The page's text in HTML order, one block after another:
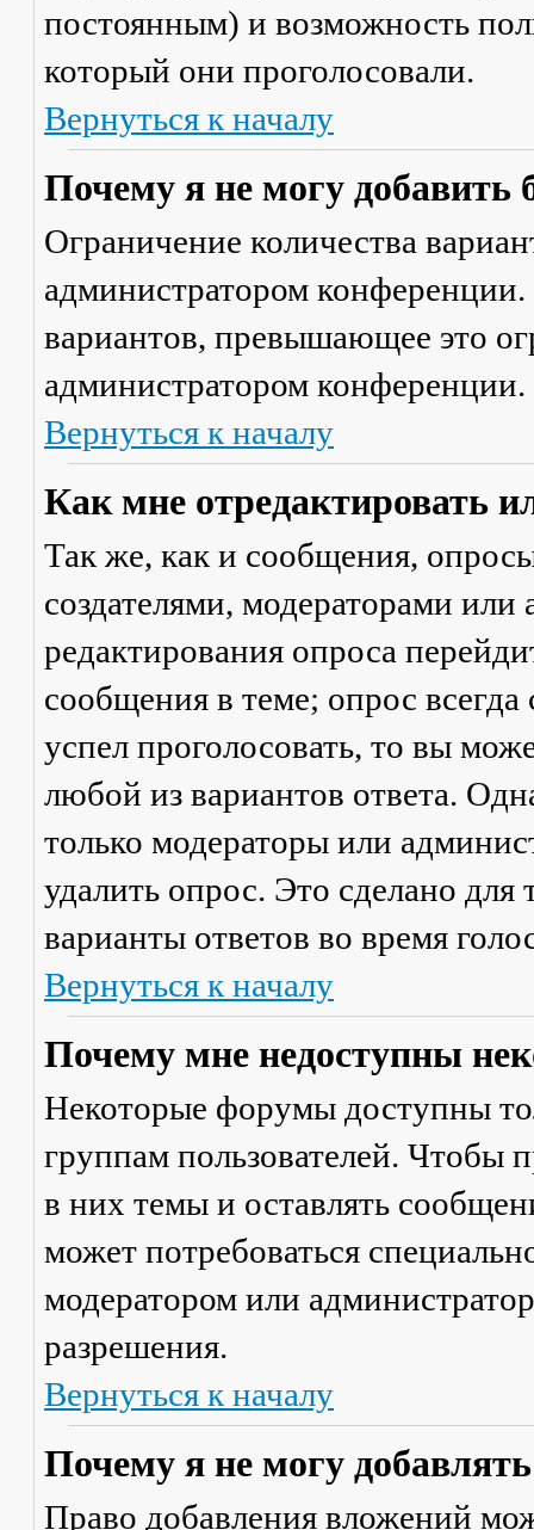
постоянным) и возможность
который они проголосовали.
Вернуться к началу
Почему я не могу добавить
Ограничение количества
администратором
вариантов, превышающее это
администратором конференции.
Вернуться к началу
Как мне отредактировать
Так же, как и сообщения,
создателями, модераторами
редактирования опроса
сообщения в теме; опрос
успел проголосовать, то вы
любой из вариантов ответа.
только модераторы или
удалить опрос. Это сделано для
варианты ответов во время
Вернуться к началу
Почему мне недоступны
Некоторые форумы доступны
группам пользователей. Чтобы
в них темы и оставлять
может потребоваться
модератором или
разрешения.
Вернуться к началу
Почему я не могу
Право добавления вложений